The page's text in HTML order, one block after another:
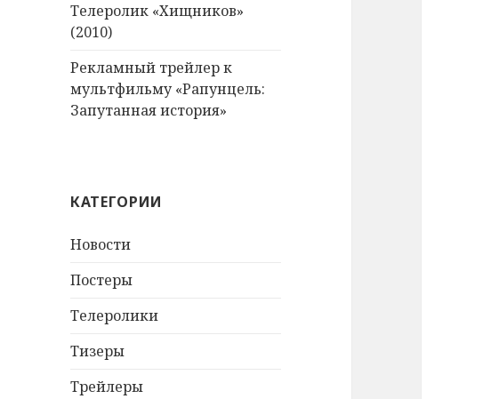
Телеролик «Хищников»
(2010)
Рекламный трейлер к
мультфильму «Рапунцель:
Запутанная история»
КАТЕГОРИИ
Новости
Постеры
Телеролики
Тизеры
Трейлеры